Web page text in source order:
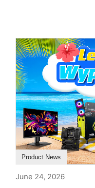
Product News
June 24, 2026